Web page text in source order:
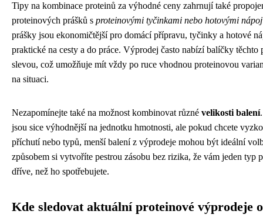
Tipy na kombinace proteinů za výhodné ceny zahrnují také
proteinových prášků s proteinovými tyčinkami nebo hotovými
prášky jsou ekonomičtější pro domácí přípravu, tyčinky a hotové
praktické na cesty a do práce. Výprodej často nabízí balíčky těchto
slevou, což umožňuje mít vždy po ruce vhodnou proteinovou
na situaci.
Nezapomínejte také na možnost kombinovat různé velikosti balení
jsou sice výhodnější na jednotku hmotnosti, ale pokud chcete
příchutí nebo typů, menší balení z výprodeje mohou být ideální
způsobem si vytvoříte pestrou zásobu bez rizika, že vám jeden typ
dříve, než ho spotřebujete.
Kde sledovat aktuální proteinové výprodeje